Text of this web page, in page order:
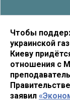
Чтобы
украинской
Киеву
отношения с
заявил